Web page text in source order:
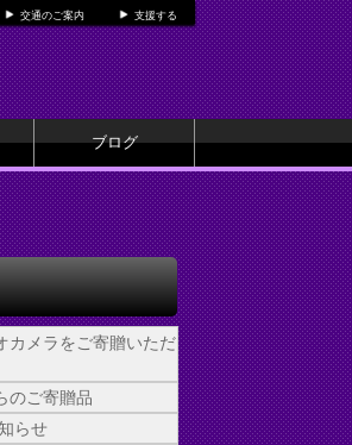
交通のご案内 支援する
ブログ
カメラをご寄贈いただ
のご寄贈品
らせ